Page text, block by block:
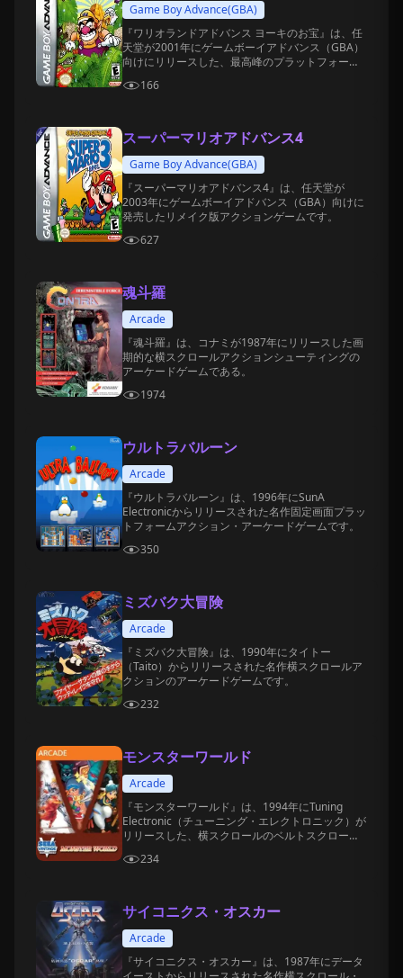
Game Boy Advance(GBA)
『ワリオランドアドバンス ヨーキのお宝』は、任
天堂が2001年にゲームボーイアドバンス（GBA）
向けにリリースした、最高峰のプラットフォー
166
スーパーマリオアドバンス4
Game Boy Advance(GBA)
『スーパーマリオアドバンス4』は、任天堂が
2003年にゲームボーイアドバンス（GBA）向けに
発売したリメイク版アクションゲームです。
627
魂斗羅
Arcade
『魂斗羅』は、コナミが1987年にリリースした画
期的な横スクロールアクションシューティングの
アーケードゲームである。
1974
ウルトラバルーン
Arcade
『ウルトラバルーン』は、1996年にSunA
Electronicからリリースされた名作固定画面プラッ
トフォームアクション・アーケードゲームです。
350
ミズバク大冒険
Arcade
『ミズバク大冒険』は、1990年にタイトー
（Taito）からリリースされた名作横スクロールア
クションのアーケードゲームです。
232
モンスターワールド
Arcade
『モンスターワールド』は、1994年にTuning
Electronic（チューニング・エレクトロニック）が
リリースした、横スクロールのベルトスクロール
234
サイコニクス・オスカー
Arcade
『サイコニクス・オスカー』は、1987年にデータ